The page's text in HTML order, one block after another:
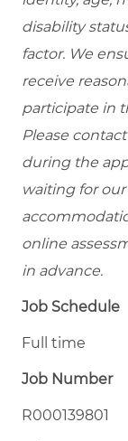
disability
factor. We
receive
participate in
Please
during the
waiting for
online
in advance.
Job Schedule
Full time
Job Number
R000139801